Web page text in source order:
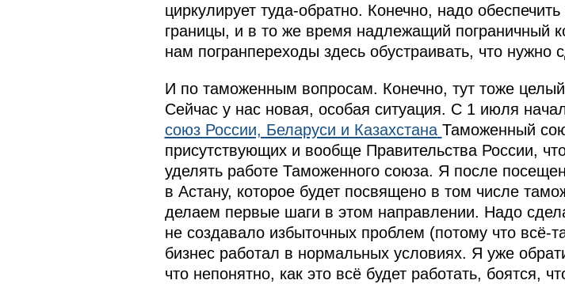
циркулирует туда-обратно. Конечно, надо
границы, и в то же время надлежащий пограничный
нам погранпереходы здесь обустраивать, что нужно
И по таможенным вопросам. Конечно, тут тоже целый
Сейчас у нас новая, особая ситуация. С 1 июля
союз России, Беларуси и Казахстана Таможенный
присутствующих и вообще Правительства России,
уделять работе Таможенного союза. Я после
в Астану, которое будет посвящено в том числе
делаем первые шаги в этом направлении. Надо
не создавало избыточных проблем (потому что
бизнес работал в нормальных условиях. Я уже
что непонятно, как это всё будет работать, боятся,